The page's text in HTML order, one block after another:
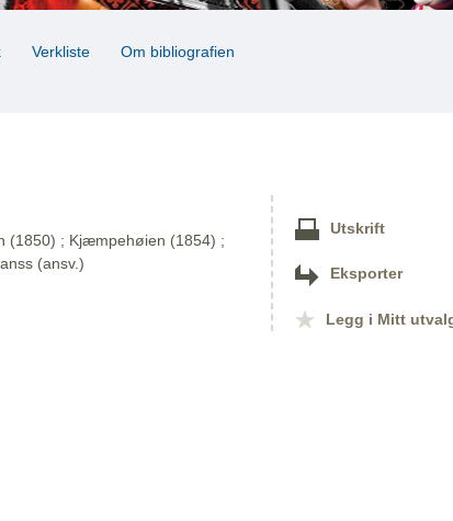
Verkliste Om bibliografien
(1850) ; Kjæmpehøien (1854) ;
(ansv.)
Utskrift
Eksporter
Legg i Mitt